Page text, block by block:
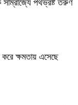
সাম্রাজ্যে পথভ্রষ্ট তরুণ
ক্ষমতায় এসেছে